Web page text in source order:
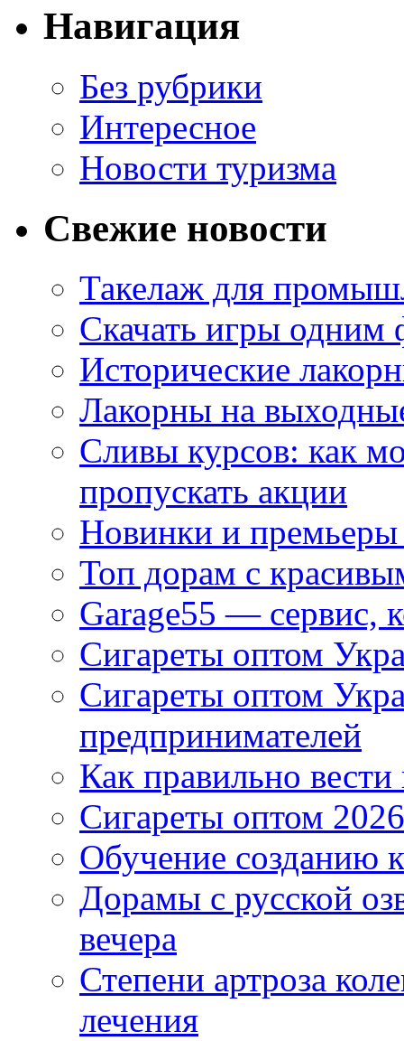
Навигация
Без рубрики
Интересное
Новости туризма
Свежие новости
Такелаж для
Скачать игры одним
Исторические
Лакорны на
Сливы курсов: как
пропускать акции
Новинки и
Топ дорам с
Garage55 — сервис,
Сигареты оптом
Сигареты оптом
предпринимателей
Как правильно
Сигареты оптом
Обучение созданию
Дорамы с русской
вечера
Степени артроза
лечения